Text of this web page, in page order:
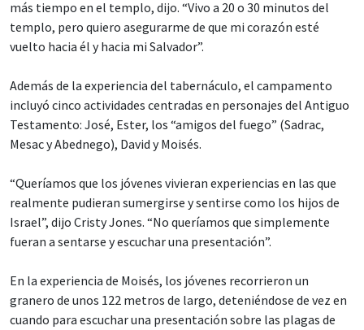
más tiempo en el templo, dijo. “Vivo a 20 o 30 minutos del
templo, pero quiero asegurarme de que mi corazón esté
vuelto hacia él y hacia mi Salvador”.
Además de la experiencia del tabernáculo, el campamento
incluyó cinco actividades centradas en personajes del Antiguo
Testamento: José, Ester, los “amigos del fuego” (Sadrac,
Mesac y Abednego), David y Moisés.
“Queríamos que los jóvenes vivieran experiencias en las que
realmente pudieran sumergirse y sentirse como los hijos de
Israel”, dijo Cristy Jones. “No queríamos que simplemente
fueran a sentarse y escuchar una presentación”.
En la experiencia de Moisés, los jóvenes recorrieron un
granero de unos 122 metros de largo, deteniéndose de vez en
cuando para escuchar una presentación sobre las plagas de